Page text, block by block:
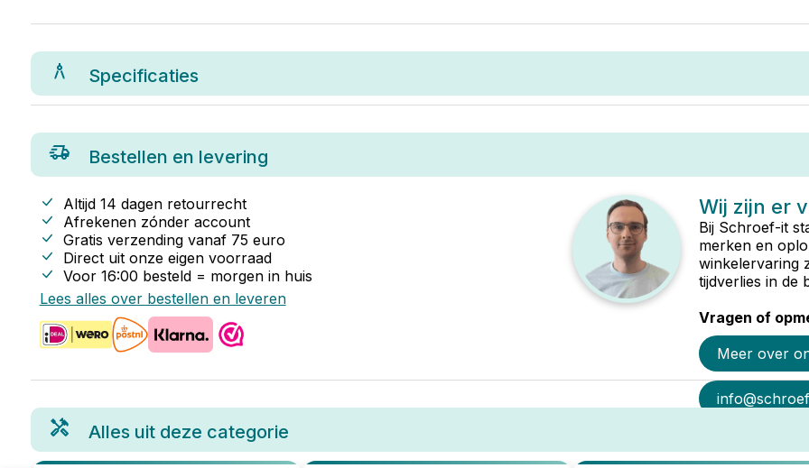
Specificaties
Bestellen en levering
Altijd 14 dagen retourrecht
Afrekenen zónder account
Gratis verzending vanaf 75 euro
Direct uit onze eigen voorraad
Voor 16:00 besteld = morgen in huis
Lees alles over bestellen en leveren
Wij zijn er
Bij Schroef-it
merken en
winkelervaring
tijdverlies in de
Vragen of
Meer over
Alles uit deze categorie